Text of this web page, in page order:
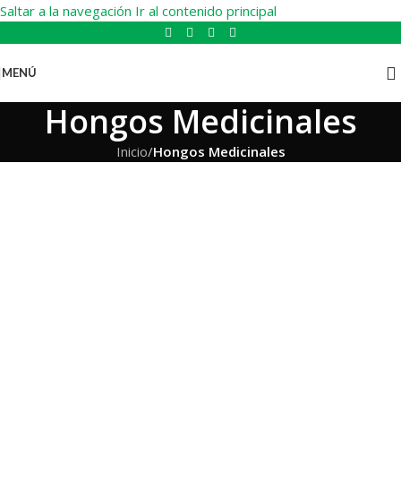
Saltar a la navegación Ir al contenido principal
MENÚ
Hongos Medicinales
Inicio/Hongos Medicinales